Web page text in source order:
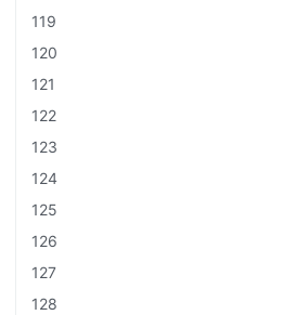
119
120
121
122
123
124
125
126
127
128